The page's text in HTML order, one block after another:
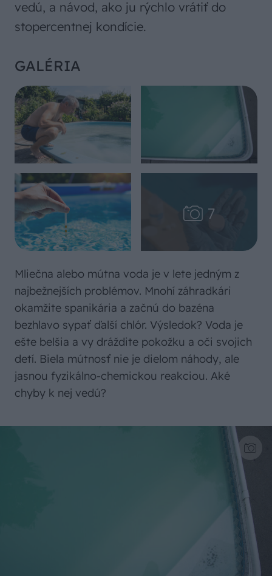
vedú, a návod, ako ju rýchlo vrátiť do
stopercentnej kondície.
GALÉRIA
Mliečna alebo mútna voda je v lete jedným z
najbežnejších problémov. Mnohí záhradkári
okamžite spanikária a začnú do bazéna
bezhlavo sypať ďalší chlór. Výsledok? Voda je
ešte belšia a vy dráždite pokožku a oči svojich
detí. Biela mútnosť nie je dielom náhody, ale
jasnou fyzikálno-chemickou reakciou. Aké
chyby k nej vedú?